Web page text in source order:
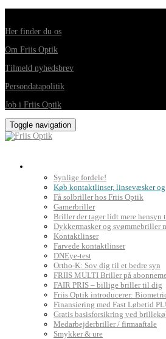
Her finder du os
Om Friis Optik
Tilmeld nyhedsbrev
Persondatapolitik
Job i Friis Optik
Toggle navigation
Synlige fordele!
Køb kontaktlinser, linsevæsker
Få solbriller hos Friis Optik
Gamerbriller
Briller der tager lidt mere
Dykkermasker og svømmebriller
Kontaktlinser
Farvede kontaktlinser
DNEye-test
Ortho-K: Sov dig til et bedre syn
FRIIS MULTI Briller på
FAIR PRIS – billige briller til dig
Friis Optik introducerer:
Finansiering med Fast Løbetid
Gratis basisforsikring ved
Medarbejderbriller / firmaaftale
Smykker & ure